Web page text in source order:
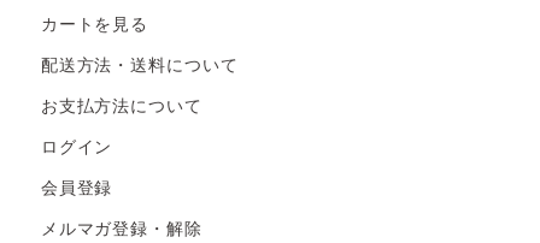
カートを見る
配送方法・送料について
お支払方法について
ログイン
会員登録
メルマガ登録・解除